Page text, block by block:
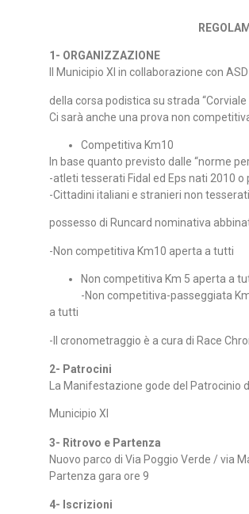
1- ORGANIZZAZIONE
Il Municipio XI in collaborazione con
della corsa podistica su strada
Ci sarà anche una prova non
Competitiva Km10
In base quanto previsto dalle “norme
-atleti tesserati Fidal ed Eps nati 2010
-Cittadini italiani e stranieri non
possesso di Runcard nominativa
-Non competitiva Km10 aperta a tutti
Non competitiva Km 5 aperta a
-Non competitiva-passeggiata
a tutti
-Il cronometraggio è a cura di Race
2- Patrocini
La Manifestazione gode del Patrocinio
Municipio XI
3- Ritrovo e Partenza
Nuovo parco di Via Poggio Verde / via
Partenza gara ore 9
4- Iscrizioni